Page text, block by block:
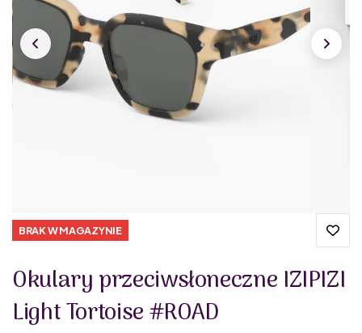
BRAK W MAGAZYNIE
Okulary przeciwsłoneczne IZIPIZI
Light Tortoise #ROAD